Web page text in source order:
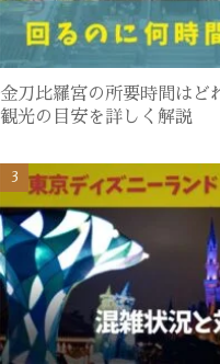
金刀比羅宮の所要時間はど
観光の目安を詳しく解説